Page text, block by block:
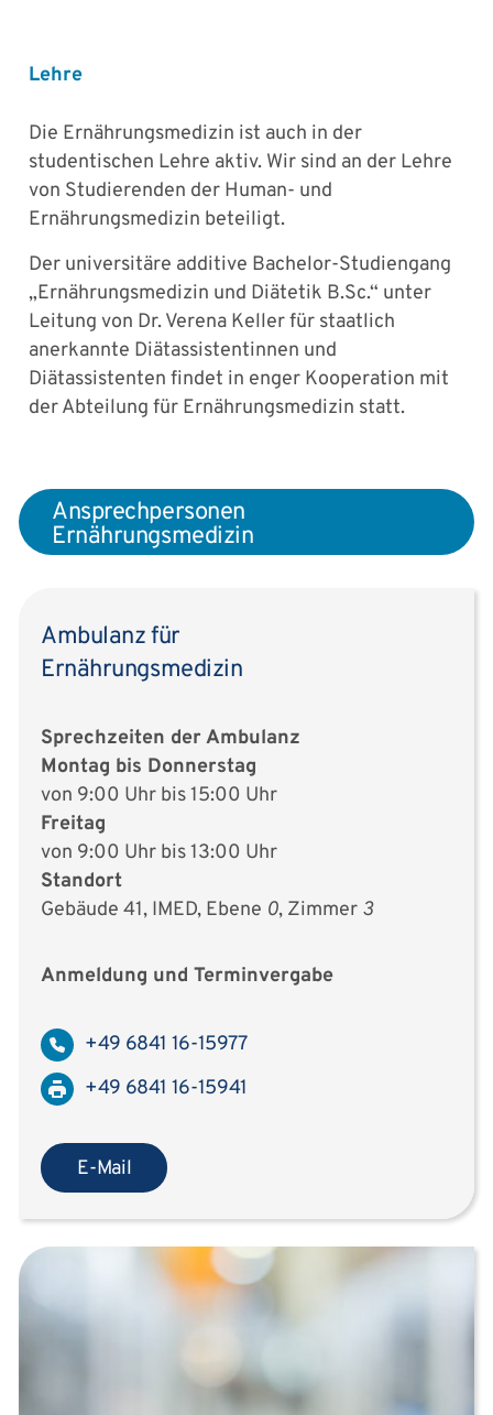
Lehre
Die Ernährungsmedizin ist auch in der
studentischen Lehre aktiv. Wir sind an der Lehre
von Studierenden der Human- und
Ernährungsmedizin beteiligt.
Der universitäre additive Bachelor-Studiengang
„Ernährungsmedizin und Diätetik B.Sc.“ unter
Leitung von Dr. Verena Keller für staatlich
anerkannte Diätassistentinnen und
Diätassistenten findet in enger Kooperation mit
der Abteilung für Ernährungsmedizin statt.
Ansprechpersonen
Ernährungsmedizin
Ambulanz für
Ernährungsmedizin
Sprechzeiten der Ambulanz
Montag bis Donnerstag
von 9:00 Uhr bis 15:00 Uhr
Freitag
von 9:00 Uhr bis 13:00 Uhr
Standort
Gebäude 41, IMED, Ebene 0, Zimmer 3
Anmeldung und Terminvergabe
+49 6841 16-15977
+49 6841 16-15941
E-Mail